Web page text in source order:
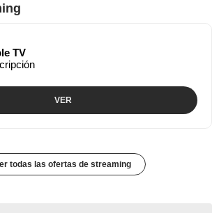
TV
VER
todas las ofertas de streaming